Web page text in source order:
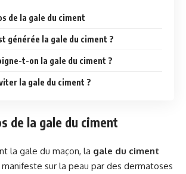
de la gale du ciment
générée la gale du ciment ?
t-on la gale du ciment ?
la gale du ciment ?
de la gale du ciment
la gale du maçon, la gale du ciment
sur la peau par des dermatoses